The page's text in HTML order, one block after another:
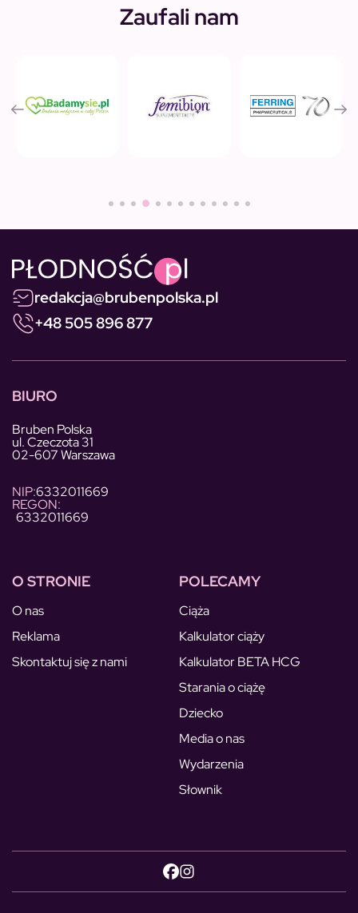
Zaufali nam
redakcja@brubenpolska.pl
+48 505 896 877
BIURO
Bruben Polska
ul. Czeczota 31
02-607 Warszawa
NIP:6332011669
REGON:
6332011669
O STRONIE
O nas
Reklama
Skontaktuj się z nami
POLECAMY
Ciąża
Kalkulator ciąży
Kalkulator BETA HCG
Starania o ciążę
Dziecko
Media o nas
Wydarzenia
Słownik